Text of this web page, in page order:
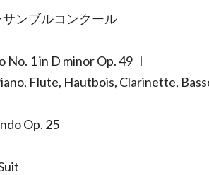
ンブルコンクール
No. 1 in D minor Op. 49 Ⅰ
Flute, Hautbois, Clarinette,
Op. 25